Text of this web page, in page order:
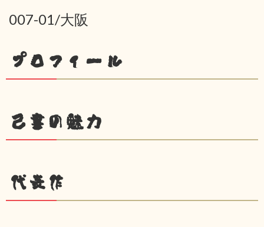
007-01/大阪
プロフィール
己書の魅力
代表作